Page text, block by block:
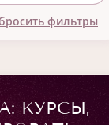
фильтры
КУРСЫ,